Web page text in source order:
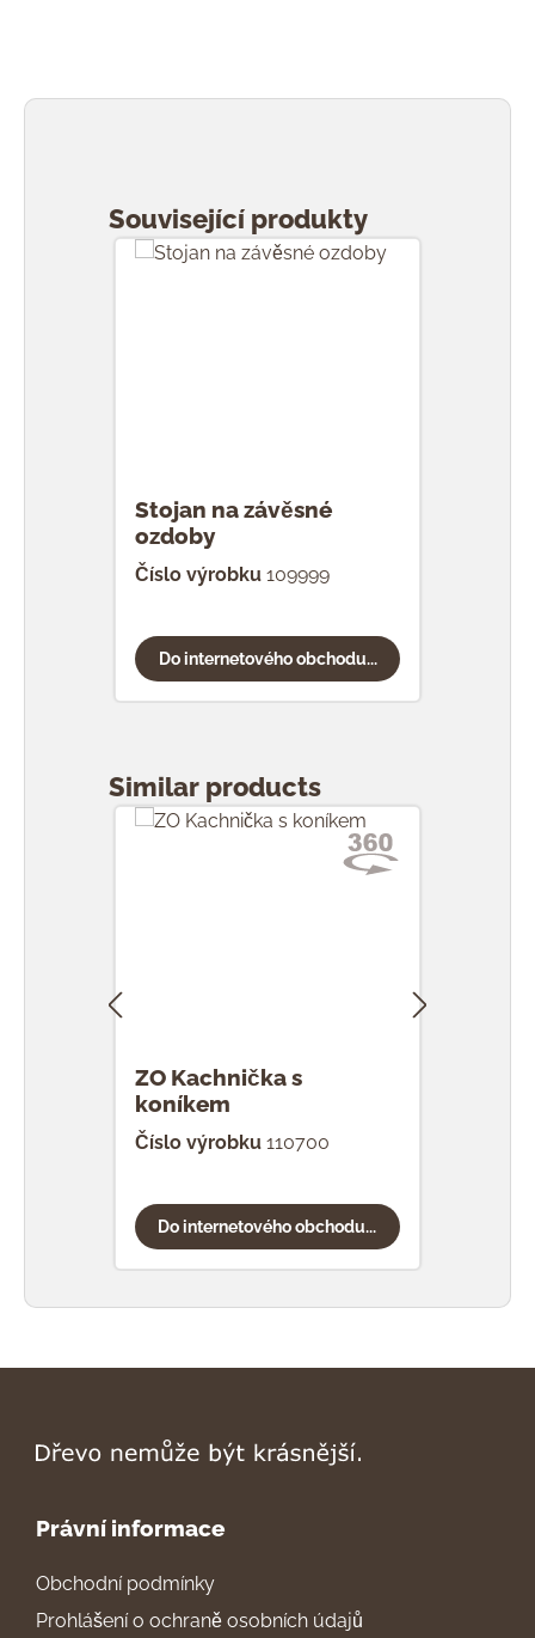
Související produkty
Stojan na závěsné
ozdoby
Číslo výrobku 109999
Do internetového obchodu...
Similar products
ZO Kachnička s
koníkem
Číslo výrobku 110700
Do internetového obchodu...
Právní informace
Obchodní podmínky
Prohlášení o ochraně osobních údajů